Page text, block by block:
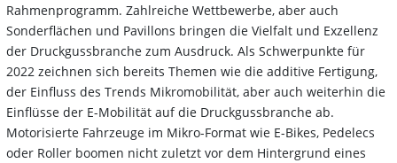
Rahmenprogramm. Zahlreiche Wettbewerbe, aber auch
Sonderflächen und Pavillons bringen die Vielfalt und Exzellenz
der Druckgussbranche zum Ausdruck. Als Schwerpunkte für
2022 zeichnen sich bereits Themen wie die additive Fertigung,
der Einfluss des Trends Mikromobilität, aber auch weiterhin die
Einflüsse der E-Mobilität auf die Druckgussbranche ab.
Motorisierte Fahrzeuge im Mikro-Format wie E-Bikes, Pedelecs
oder Roller boomen nicht zuletzt vor dem Hintergrund eines